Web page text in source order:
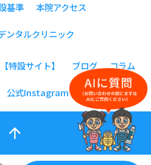
基準 本院アクセス
ンタルクリニック
特設サイト】 ブログ コラム
公式Instagram
arrow_upward